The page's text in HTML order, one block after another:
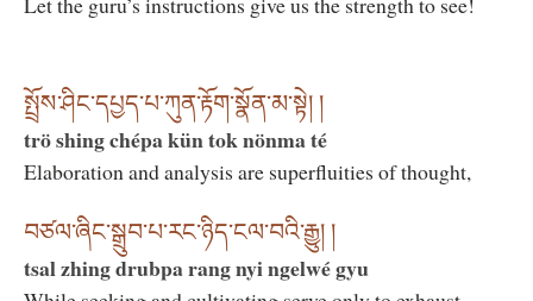
སྤྲོས་ཤིང་དཔྱད་པ་ཀུན་རྟོག་སྣོན་མ་སྟེ། །
trö shing chépa kün tok nönma té
Elaboration and analysis are superfluities of thought,
བཙལ་ཞིང་སྒྲུབ་པ་རང་ཉིད་ངལ་བའི་རྒྱུ། །
tsal zhing drubpa rang nyi ngelwé gyu